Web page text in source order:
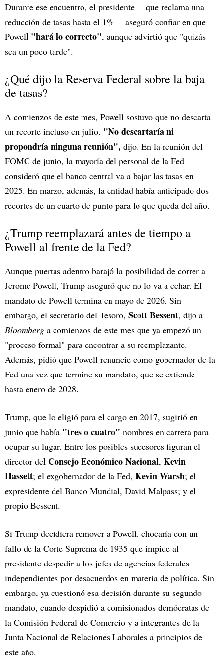
Durante ese encuentro, el presidente —que reclama una
reducción de tasas hasta el 1%— aseguró confiar en que
Powell "hará lo correcto", aunque advirtió que "quizás
sea un poco tarde".
¿Qué dijo la Reserva Federal sobre la baja
de tasas?
A comienzos de este mes, Powell sostuvo que no descarta
un recorte incluso en julio. "No descartaría ni
propondría ninguna reunión", dijo. En la reunión del
FOMC de junio, la mayoría del personal de la Fed
consideró que el banco central va a bajar las tasas en
2025. En marzo, además, la entidad había anticipado dos
recortes de un cuarto de punto para lo que queda del año.
¿Trump reemplazará antes de tiempo a
Powell al frente de la Fed?
Aunque puertas adentro barajó la posibilidad de correr a
Jerome Powell, Trump aseguró que no lo va a echar. El
mandato de Powell termina en mayo de 2026. Sin
embargo, el secretario del Tesoro, Scott Bessent, dijo a
Bloomberg a comienzos de este mes que ya empezó un
"proceso formal" para encontrar a su reemplazante.
Además, pidió que Powell renuncie como gobernador de la
Fed una vez que termine su mandato, que se extiende
hasta enero de 2028.
Trump, que lo eligió para el cargo en 2017, sugirió en
junio que había "tres o cuatro" nombres en carrera para
ocupar su lugar. Entre los posibles sucesores figuran el
director del Consejo Económico Nacional, Kevin
Hassett; el exgobernador de la Fed, Kevin Warsh; el
expresidente del Banco Mundial, David Malpass; y el
propio Bessent.
Si Trump decidiera remover a Powell, chocaría con un
fallo de la Corte Suprema de 1935 que impide al
presidente despedir a los jefes de agencias federales
independientes por desacuerdos en materia de política. Sin
embargo, ya cuestionó esa decisión durante su segundo
mandato, cuando despidió a comisionados demócratas de
la Comisión Federal de Comercio y a integrantes de la
Junta Nacional de Relaciones Laborales a principios de
este año.